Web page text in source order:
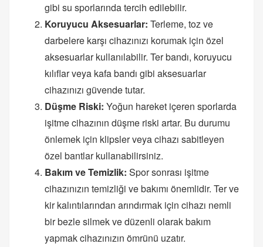
gibi su sporlarında tercih edilebilir.
Koruyucu Aksesuarlar: Terleme, toz ve
darbelere karşı cihazınızı korumak için özel
aksesuarlar kullanılabilir. Ter bandı, koruyucu
kılıflar veya kafa bandı gibi aksesuarlar
cihazınızı güvende tutar.
Düşme Riski: Yoğun hareket içeren sporlarda
işitme cihazının düşme riski artar. Bu durumu
önlemek için klipsler veya cihazı sabitleyen
özel bantlar kullanabilirsiniz.
Bakım ve Temizlik: Spor sonrası işitme
cihazınızın temizliği ve bakımı önemlidir. Ter ve
kir kalıntılarından arındırmak için cihazı nemli
bir bezle silmek ve düzenli olarak bakım
yapmak cihazınızın ömrünü uzatır.